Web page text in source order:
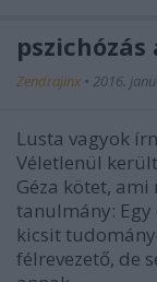
Zendrajinx • 2016.
Lusta vagyok
Véletlenül
Géza kötet,
tanulmány:
kicsit
félrevezető, de